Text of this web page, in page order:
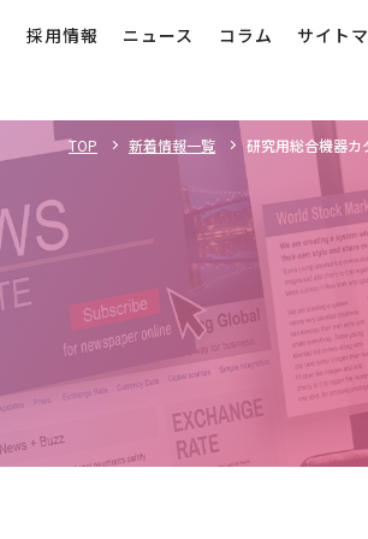
採用情報 ニュース コラム サイト
TOP 新着情報一覧 研究用総合機器カ